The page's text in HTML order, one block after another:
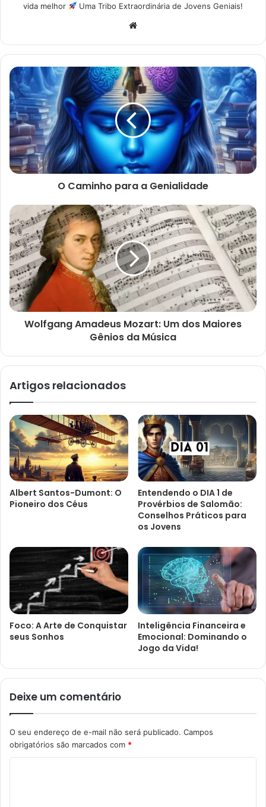
vida melhor Uma Tribo Extraordinária de Jovens Geniais!
Website
O Caminho para a Genialidade
Wolfgang Amadeus Mozart: Um dos Maiores
Gênios da Música
Artigos relacionados
Albert Santos-Dumont: O
Pioneiro dos Céus
Entendendo o DIA 1 de
Provérbios de Salomão:
Conselhos Práticos para
os Jovens
Foco: A Arte de Conquistar
seus Sonhos
Inteligência Financeira e
Emocional: Dominando o
Jogo da Vida!
Deixe um comentário
O seu endereço de e-mail não será publicado. Campos
obrigatórios são marcados com *